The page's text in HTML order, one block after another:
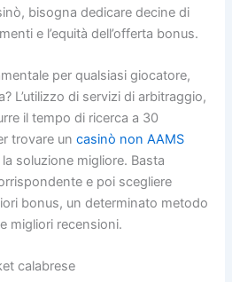
bisogna dedicare decine di
e l’equità dell’offerta bonus.
per qualsiasi giocatore,
L’utilizzo di servizi di arbitraggio,
il tempo di ricerca a 30
trovare uncasinò non AAMS
la soluzione migliore. Basta
e poi scegliere
bonus, un determinato metodo
migliori recensioni.
calabrese